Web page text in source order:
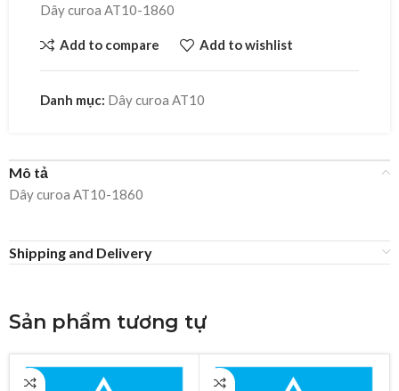
Dây curoa AT10-1860
Add to compare Add to wishlist
Danh mục: Dây curoa AT10
Mô tả
Dây curoa AT10-1860
Shipping and Delivery
Sản phẩm tương tự